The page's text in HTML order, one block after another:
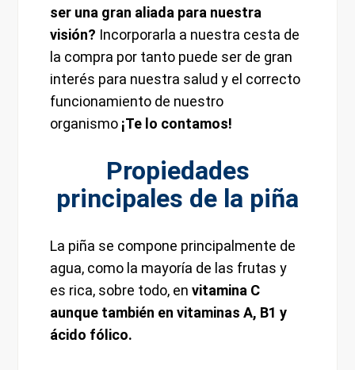
ser una gran aliada para nuestra
visión? Incorporarla a nuestra cesta de
la compra por tanto puede ser de gran
interés para nuestra salud y el correcto
funcionamiento de nuestro
organismo ¡Te lo contamos!
Propiedades
principales de la piña
La piña se compone principalmente de
agua, como la mayoría de las frutas y
es rica, sobre todo, envitamina C
aunque también en vitaminas A, B1 y
ácido fólico.